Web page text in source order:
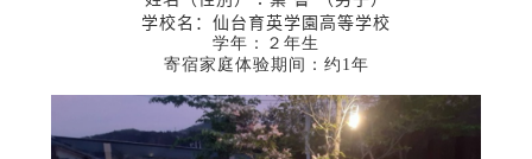
学校名：仙台育英学園高等学校
学年：２年生
寄宿家庭体验期间：约1年